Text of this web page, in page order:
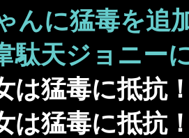
んに猛毒を追
駄天ジョニー
は猛毒に抵抗
は猛毒に抵抗